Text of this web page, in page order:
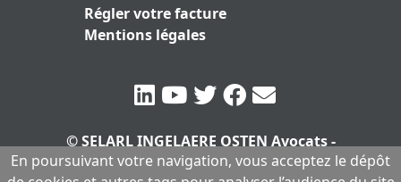
Régler votre facture
Mentions légales
© SELARL INGELAERE OSTEN Avocats -
SERLARL au capital de 10.000 euros|
En poursuivant votre navigation, vous acceptez le dépôt